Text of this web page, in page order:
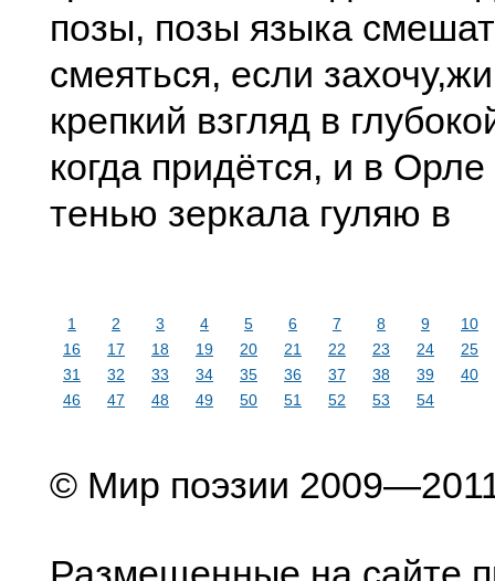
позы, позы языка
смеяться, если захочу,
крепкий взгляд в
когда придётся, и в Орле
тенью зеркала гуляю в
1 2 3 4 5 6 7 8 9
10
16
17 18 19 20 21 22 23 24
25
31
32 33 34 35 36 37 38 39
40
46
47 48 49 50 51 52 53 54
© Мир поэзии